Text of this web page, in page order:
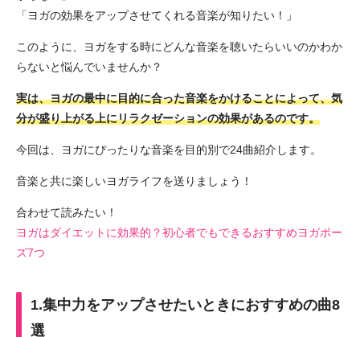
「ヨガの効果をアップさせてくれる音楽が知りたい！」
このように、ヨガをする時にどんな音楽を聴いたらいいのかわか
らないと悩んでいませんか？
実は、ヨガの最中に目的に合った音楽をかけることによって、気
分が盛り上がる上にリラクゼーションの効果があるのです。
今回は、ヨガにぴったりな音楽を目的別で24曲紹介します。
音楽と共に楽しいヨガライフを送りましょう！
合わせて読みたい！
ヨガはダイエットに効果的？初心者でもできるおすすめヨガポー
ズ7つ
1.集中力をアップさせたいときにおすすめの曲8
選